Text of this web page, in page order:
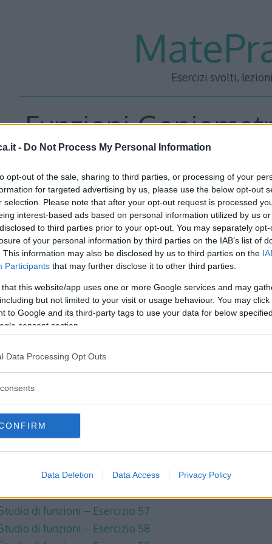
- Do Not Process My Personal Information
opt-out of the sale, sharing to third parties, or processing of your
for targeted advertising by us, please use the below opt-out
selection. Please note that after your opt-out request is processed
interest-based ads based on personal information utilized by us
to third parties prior to your opt-out. You may separately
of your personal information by third parties on the IAB’s list of
This information may also be disclosed by us to third parties on the
Participants that may further disclose it to other third parties.
that this website/app uses one or more Google services and may
but not limited to your visit or usage behaviour. You may
to Google and its third-party tags to use your data for below
consent section.
Data Processing Opt Outs
Data Deletion Data Access Privacy Policy
Esercizi svolti,
Funzioni
alla ricerca di una solida base difunzioni
Sei nel posto giusto! Questa pagina è
che ti aiuteranno a comprendere meglio le
e grafico.
esercizio proposto include unasoluzione dettagliata
lo svolgimento e la logica alla base delle
migliore comprensione delle funzioni goniometrichee
altre funzioni, puoi trovare
svolti sullo studio di
di funzioni – Esercizio 53
Studio di funzioni – Esercizio 55
di funzioni – Esercizio 57
di funzioni – Esercizio 58